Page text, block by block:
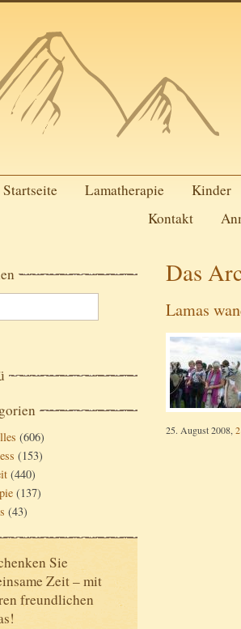
Startseite Lamatherapie Kinder
Kontakt
(606)
(153)
(440)
(137)
(43)
Sie
Zeit – mit
freundlichen
Das
Lamas
25. August 2008,